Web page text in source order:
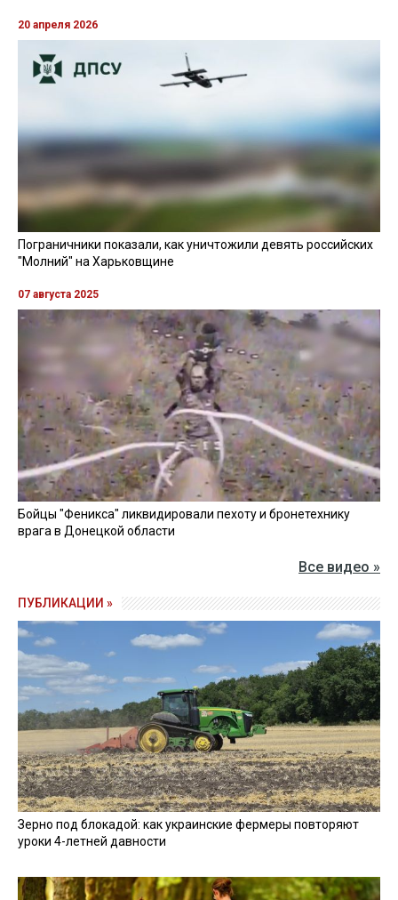
20 апреля 2026
Пограничники показали, как уничтожили девять российских
"Молний" на Харьковщине
07 августа 2025
Бойцы "Феникса" ликвидировали пехоту и бронетехнику
врага в Донецкой области
Все видео »
ПУБЛИКАЦИИ »
Зерно под блокадой: как украинские фермеры повторяют
уроки 4-летней давности